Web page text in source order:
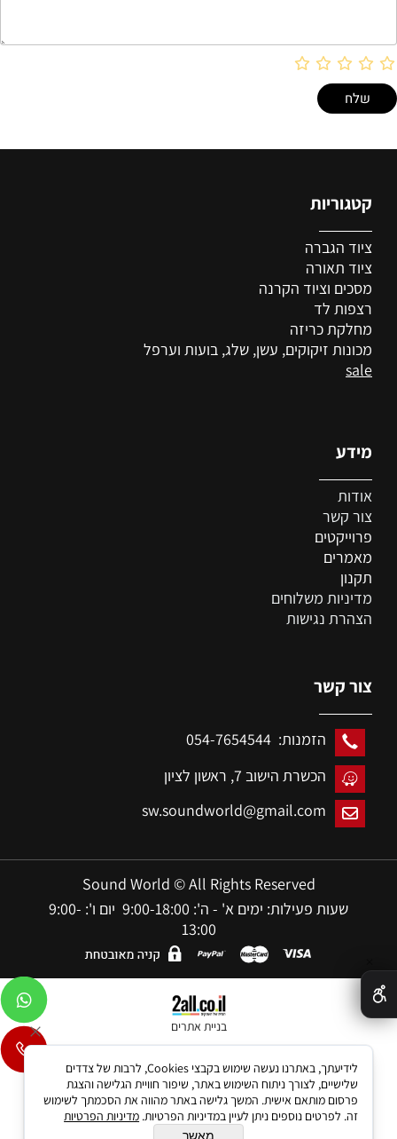
קטגוריות
ציוד הגברה
ציוד תאורה
מסכים וציוד הקרנה
רצפות לד
מחלקת כריזה
מכונות זיקוקים, עשן, שלג, בועות וערפל
sale
מידע
אודות
צור קשר
פרוייקטים
מאמרים
תקנון
מדיניות משלוחים
הצהרת נגישות
צור קשר
הזמנות: 054-7654544
הכשרת הישוב 7,
ראשון לציון
sw.soundworld@gmail.com
Sound World © All Rights Reserved
שעות פעילות: ימים א' - ה': 9:00-18:00 יום ו': 9:00-
13:00
בניית אתרים
לידיעתך, באתרנו נעשה שימוש בקבצי Cookies, לרבות של צדדים
שלישיים, לצורך ניתוח השימוש באתר, שיפור חוויית הגלישה והצגת
פרסום מותאם אישית. המשך גלישה באתר מהווה את הסכמתך לשימוש
זה. לפרטים נוספים ניתן לעיין במדיניות הפרטיות. מדיניות הפרטיות
מאשר